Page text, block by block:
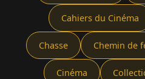
Cahiers du Cinéma
Chasse Chemin de
Cinéma